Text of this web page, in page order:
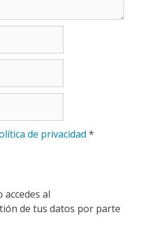
de privacidad *
al
de tus datos por parte